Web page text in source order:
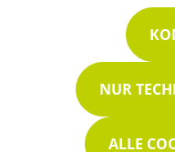
NUR
ALLE